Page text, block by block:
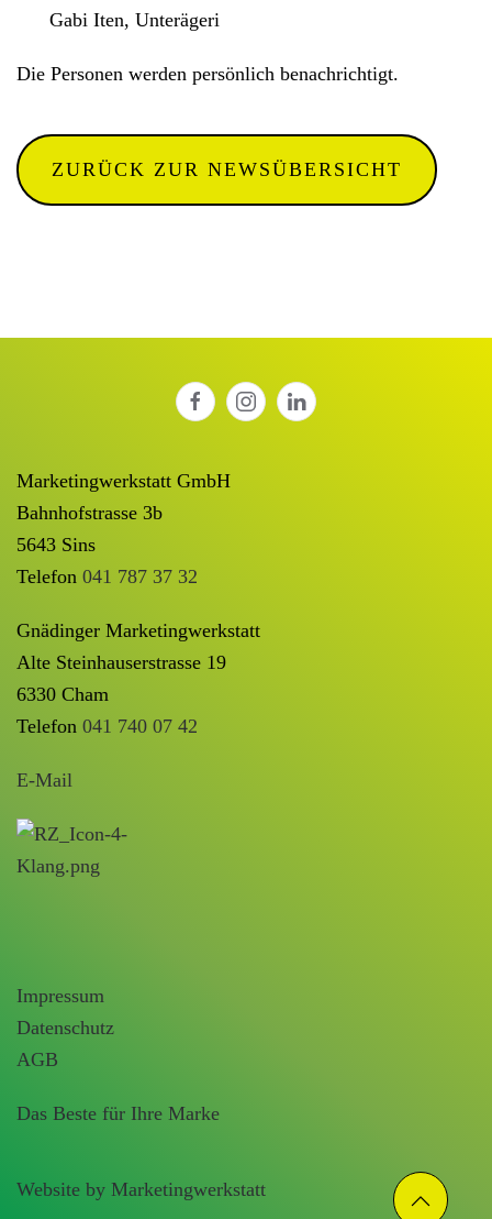
Gabi Iten, Unterägeri
Die Personen werden persönlich benachrichtigt.
ZURÜCK ZUR NEWSÜBERSICHT
Marketingwerkstatt GmbH
Bahnhofstrasse 3b
5643 Sins
Telefon 041 787 37 32
Gnädinger Marketingwerkstatt
Alte Steinhauserstrasse 19
6330 Cham
Telefon 041 740 07 42
E-Mail
Impressum
Datenschutz
AGB
Das Beste für Ihre Marke
Website by Marketingwerkstatt